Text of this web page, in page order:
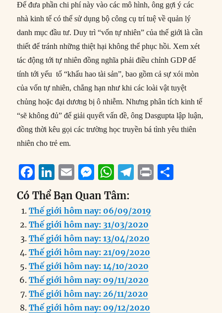
Để đưa phần chi phí này vào các mô hình, ông gợi ý các
nhà kinh tế có thể sử dụng bộ công cụ trí tuệ về quản lý
danh mục đầu tư. Duy trì “vốn tự nhiên” của thế giới là cần
thiết để tránh những thiệt hại không thể phục hồi. Xem xét
tác động tới tự nhiên đồng nghĩa phải điều chỉnh GDP để
tính tới yếu tố “khấu hao tài sản”, bao gồm cả sự xói mòn
của vốn tự nhiên, chẳng hạn như khi các loài vật tuyệt
chủng hoặc đại dương bị ô nhiễm. Nhưng phân tích kinh tế
“sẽ không đủ” để giải quyết vấn đề, ông Dasgupta lập luận,
đồng thời kêu gọi các trường học truyền bá tình yêu thiên
nhiên cho trẻ em.
F
a
c
e
b
o
o
k
Li
n
k
e
d
I
n
E
m
ai
l
M
e
ss
e
n
g
er
W
h
at
s
A
p
p
T
e
g
r
a
m
P
Có Thể Bạn Quan Tâm:
Thế giới hôm nay: 06/09/2019
Thế giới hôm nay: 31/03/2020
Thế giới hôm nay: 13/04/2020
Thế giới hôm nay: 21/09/2020
Thế giới hôm nay: 14/10/2020
Thế giới hôm nay: 09/11/2020
Thế giới hôm nay: 26/11/2020
Thế giới hôm nay: 09/12/2020